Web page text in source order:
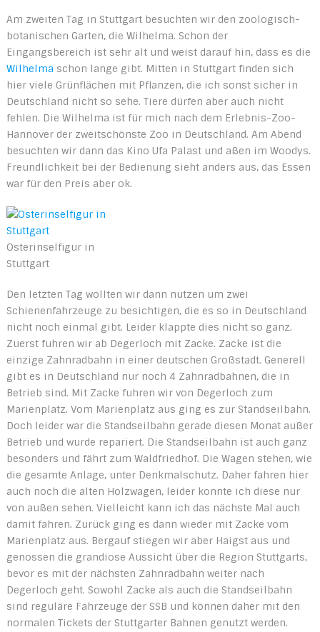
Am zweiten Tag in Stuttgart besuchten wir den zoologisch-
botanischen Garten, die Wilhelma. Schon der
Eingangsbereich ist sehr alt und weist darauf hin, dass es die
Wilhelma schon lange gibt. Mitten in Stuttgart finden sich
hier viele Grünflächen mit Pflanzen, die ich sonst sicher in
Deutschland nicht so sehe. Tiere dürfen aber auch nicht
fehlen. Die Wilhelma ist für mich nach dem Erlebnis-Zoo-
Hannover der zweitschönste Zoo in Deutschland. Am Abend
besuchten wir dann das Kino Ufa Palast und aßen im Woodys.
Freundlichkeit bei der Bedienung sieht anders aus, das Essen
war für den Preis aber ok.
Osterinselfigur in
Stuttgart
Den letzten Tag wollten wir dann nutzen um zwei
Schienenfahrzeuge zu besichtigen, die es so in Deutschland
nicht noch einmal gibt. Leider klappte dies nicht so ganz.
Zuerst fuhren wir ab Degerloch mit Zacke. Zacke ist die
einzige Zahnradbahn in einer deutschen Großstadt. Generell
gibt es in Deutschland nur noch 4 Zahnradbahnen, die in
Betrieb sind. Mit Zacke fuhren wir von Degerloch zum
Marienplatz. Vom Marienplatz aus ging es zur Standseilbahn.
Doch leider war die Standseilbahn gerade diesen Monat außer
Betrieb und wurde repariert. Die Standseilbahn ist auch ganz
besonders und fährt zum Waldfriedhof. Die Wagen stehen, wie
die gesamte Anlage, unter Denkmalschutz. Daher fahren hier
auch noch die alten Holzwagen, leider konnte ich diese nur
von außen sehen. Vielleicht kann ich das nächste Mal auch
damit fahren. Zurück ging es dann wieder mit Zacke vom
Marienplatz aus. Bergauf stiegen wir aber Haigst aus und
genossen die grandiose Aussicht über die Region Stuttgarts,
bevor es mit der nächsten Zahnradbahn weiter nach
Degerloch geht. Sowohl Zacke als auch die Standseilbahn
sind reguläre Fahrzeuge der SSB und können daher mit den
normalen Tickets der Stuttgarter Bahnen genutzt werden.